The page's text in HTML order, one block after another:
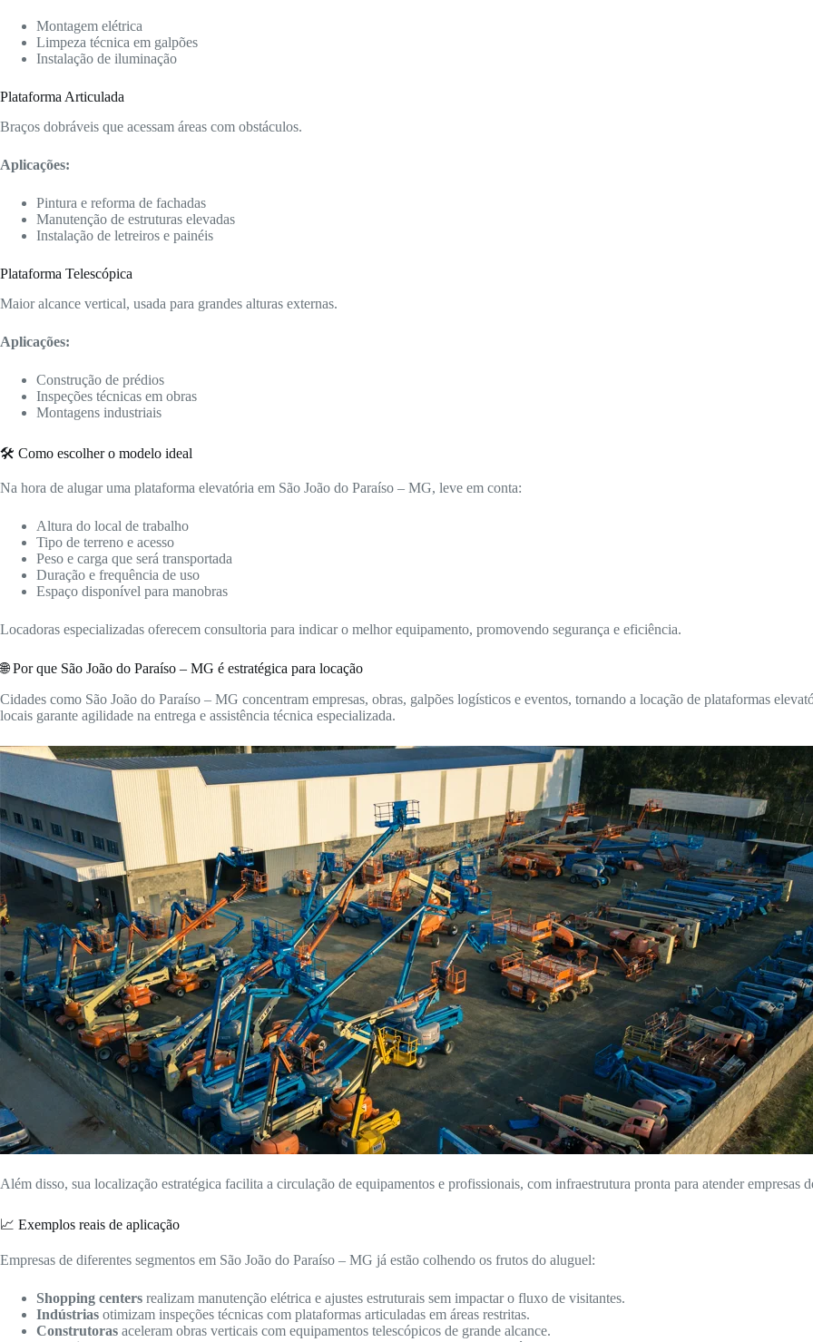
Montagem elétrica
Limpeza técnica em galpões
Instalação de iluminação
Plataforma Articulada
Braços dobráveis que acessam áreas com obstáculos.
Aplicações:
Pintura e reforma de fachadas
Manutenção de estruturas elevadas
Instalação de letreiros e painéis
Plataforma Telescópica
Maior alcance vertical, usada para grandes alturas externas.
Aplicações:
Construção de prédios
Inspeções técnicas em obras
Montagens industriais
🛠️ Como escolher o modelo ideal
Na hora de alugar uma plataforma elevatória em São João do Paraíso – MG, leve em conta:
Altura do local de trabalho
Tipo de terreno e acesso
Peso e carga que será transportada
Duração e frequência de uso
Espaço disponível para manobras
Locadoras especializadas oferecem consultoria para indicar o melhor equipamento, promovendo segurança e eficiência.
🌐 Por que São João do Paraíso – MG é estratégica para locação
Cidades como São João do Paraíso – MG concentram empresas, obras, galpões logísticos e eventos, tornando a locação de plataformas
locais garante agilidade na entrega e assistência técnica especializada.
Além disso, sua localização estratégica facilita a circulação de equipamentos e profissionais, com infraestrutura pronta para atender empresas
📈 Exemplos reais de aplicação
Empresas de diferentes segmentos em São João do Paraíso – MG já estão colhendo os frutos do aluguel:
Shopping centers realizam manutenção elétrica e ajustes estruturais sem impactar o fluxo de visitantes.
Indústrias otimizam inspeções técnicas com plataformas articuladas em áreas restritas.
Construtoras aceleram obras verticais com equipamentos telescópicos de grande alcance.